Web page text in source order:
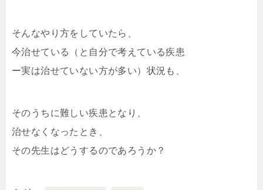
そんなやり方をしていたら、
今治せている（と自分で考えている疾患
ー実は治せていない方が多い）状況も、
そのうちに難しい疾患となり、
治せなくなったとき、
その先生はどうするのであろうか？